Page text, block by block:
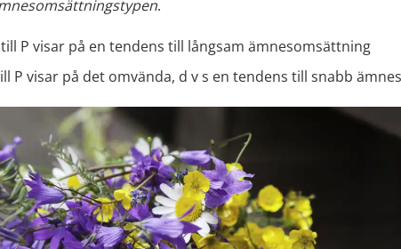
.
P visar på en tendens till långsam ämnesomsättning
P visar på det omvända, d v s en tendens till snabb